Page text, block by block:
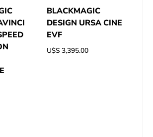
BLACKMAGIC
DESIGN URSA CINE
EVF
U$S 3,395.00